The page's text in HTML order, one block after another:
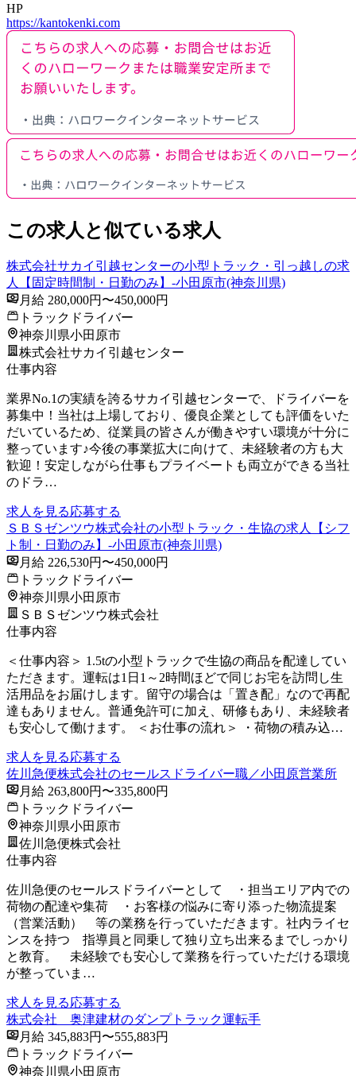
HP
https://kantokenki.com
この求人と似ている求人
株式会社サカイ引越センターの小型トラック・引っ越しの求
人【固定時間制・日勤のみ】-小田原市(神奈川県)
月給 280,000円〜450,000円
トラックドライバー
神奈川県小田原市
株式会社サカイ引越センター
仕事内容
業界No.1の実績を誇るサカイ引越センターで、ドライバーを
募集中！当社は上場しており、優良企業としても評価をいた
だいているため、従業員の皆さんが働きやすい環境が十分に
整っています♪今後の事業拡大に向けて、未経験者の方も大
歓迎！安定しながら仕事もプライベートも両立ができる当社
のドラ…
求人を見る応募する
ＳＢＳゼンツウ株式会社の小型トラック・生協の求人【シフ
ト制・日勤のみ】-小田原市(神奈川県)
月給 226,530円〜450,000円
トラックドライバー
神奈川県小田原市
ＳＢＳゼンツウ株式会社
仕事内容
＜仕事内容＞ 1.5tの小型トラックで生協の商品を配達してい
ただきます。運転は1日1～2時間ほどで同じお宅を訪問し生
活用品をお届けします。留守の場合は「置き配」なので再配
達もありません。普通免許可に加え、研修もあり、未経験者
も安心して働けます。 ＜お仕事の流れ＞ ・荷物の積み込…
求人を見る応募する
佐川急便株式会社のセールスドライバー職／小田原営業所
月給 263,800円〜335,800円
トラックドライバー
神奈川県小田原市
佐川急便株式会社
仕事内容
佐川急便のセールスドライバーとして ・担当エリア内での
荷物の配達や集荷 ・お客様の悩みに寄り添った物流提案
（営業活動） 等の業務を行っていただきます。社内ライセ
ンスを持つ 指導員と同乗して独り立ち出来るまでしっかり
と教育。 未経験でも安心して業務を行っていただける環境
が整っていま…
求人を見る応募する
株式会社 奥津建材のダンプトラック運転手
月給 345,883円〜555,883円
トラックドライバー
神奈川県小田原市